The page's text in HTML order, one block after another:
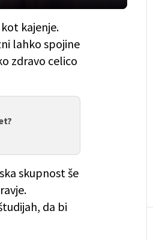
kajenje.
lahko spojine
zdravo celico
skupnost še
da bi